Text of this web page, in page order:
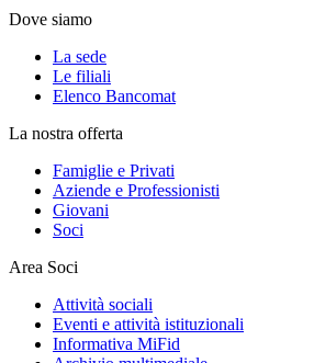
Dove siamo
La sede
Le filiali
Elenco Bancomat
La nostra offerta
Famiglie e Privati
Aziende e Professionisti
Giovani
Soci
Area Soci
Attività sociali
Eventi e attività istituzionali
Informativa MiFid